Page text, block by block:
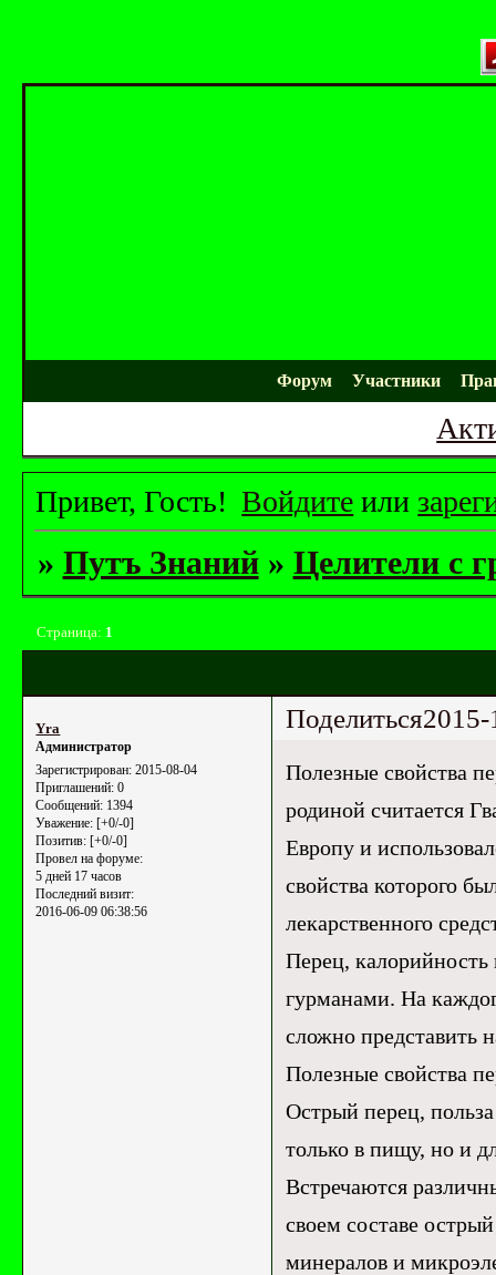
Форум Участники
Привет, Гость! Войдите или
» Путъ Знаний » Целители с
Страница: 1
Поделиться
Yrа
Администратор
Зарегистрирован: 2015-08-04
Приглашений: 0
Сообщений: 1394
Уважение: [+0/-0]
Позитив: [+0/-0]
Провел на форуме:
5 дней 17 часов
Последний визит:
2016-06-09 06:38:56
Полезные свойства
родиной считается
Европу и
свойства которого
лекарственного
Перец,
гурманами. На
сложно представить
Полезные свойства
Острый перец, польза
только в пищу, но и
Встречаются
своем составе
минералов и